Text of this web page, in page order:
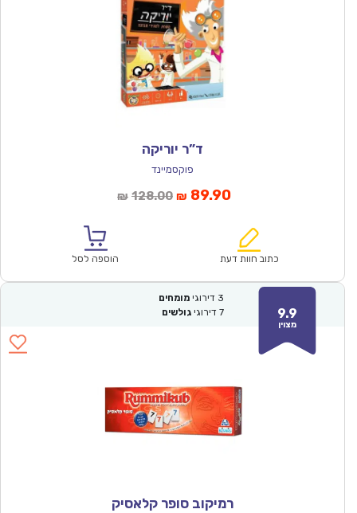
ד”ר יוריקה
פוקסמיינד
₪ 128.00המחיר
₪128.00.
₪ 89.90המחיר
הוא:
כתוב חוות דעת הוספה לסל
9.9
מצוין
3 דירוגי מומחים
7 דירוגי גולשים
רמיקוב סופר קלאסיק